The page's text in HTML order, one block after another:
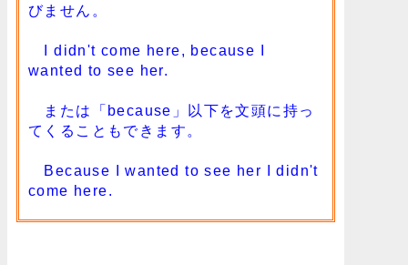
びません。
I didn't come here, because I
wanted to see her.
または「because」以下を文頭に持っ
てくることもできます。
Because I wanted to see her I didn't
come here.